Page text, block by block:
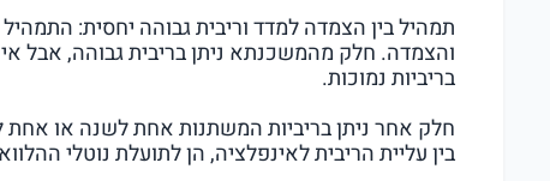
תמהיל בין הצמדה למדד וריבית גבוהה יחסית: התמהיל
והצמדה. חלק מהמשכנתא ניתן בריבית גבוהה, אבל
בריביות נמוכות.
חלק אחר ניתן בריביות המשתנות אחת לשנה או
בין עליית הריבית לאינפלציה, הן לתועלת נוטלי